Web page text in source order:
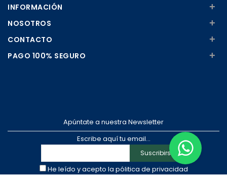
INFORMACIÓN +
NOSOTROS +
CONTACTO +
PAGO 100% SEGURO +
Apúntate a nuestra Newsletter
Escribe aquí tu email...
Suscribirse
He leído y acepto la pólitica de privacidad